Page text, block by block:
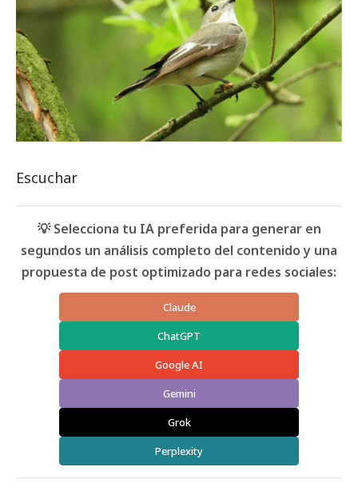
Escuchar
💡 Selecciona tu IA preferida para generar en
segundos un análisis completo del contenido y una
propuesta de post optimizado para redes sociales:
Claude
ChatGPT
Google AI
Gemini
Grok
Perplexity